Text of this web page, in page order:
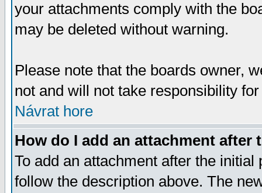
your attachments comply with the
may be deleted without warning.
Please note that the boards owner,
not and will not take responsibility
Návrat hore
How do I add an attachment after
To add an attachment after the
follow the description above. The